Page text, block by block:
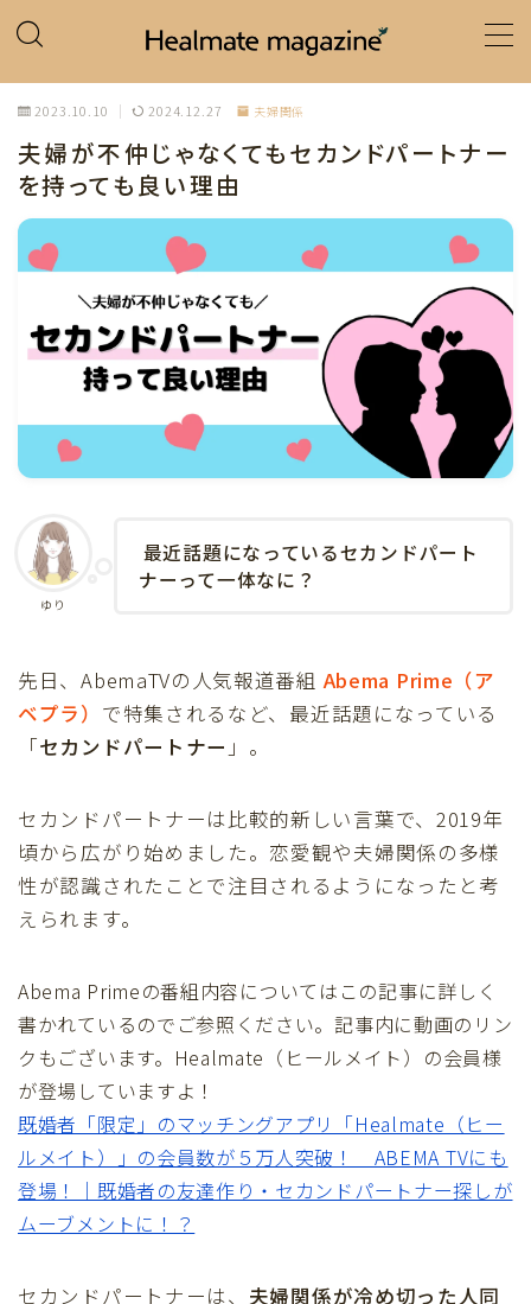
MENU
ホーム
2023.10.10 2024.12.27 夫婦関係
夫婦が不仲じゃなくてもセカンドパートナー
を持っても良い理由
ゆり
最近話題になっているセカンドパート
ナーって一体なに？
先日、AbemaTVの人気報道番組Abema Prime（ア
ベプラ） で特集されるなど、最近話題になっている
「セカンドパートナー 」。
セカンドパートナーは比較的新しい言葉で、2019年
頃から広がり始めました。恋愛観や夫婦関係の多様
性が認識されたことで注目されるようになったと考
えられます。
Abema Primeの番組内容についてはこの記事に詳しく
書かれているのでご参照ください。記事内に動画のリン
クもございます。Healmate（ヒールメイト）の会員様
が登場していますよ！
既婚者「限定」のマッチングアプリ「Healmate（ヒー
ルメイト）」の会員数が５万人突破！ ABEMA TVにも
登場！｜既婚者の友達作り・セカンドパートナー探しが
ムーブメントに！？
セカンドパートナーは、 夫婦関係が冷め切った人同